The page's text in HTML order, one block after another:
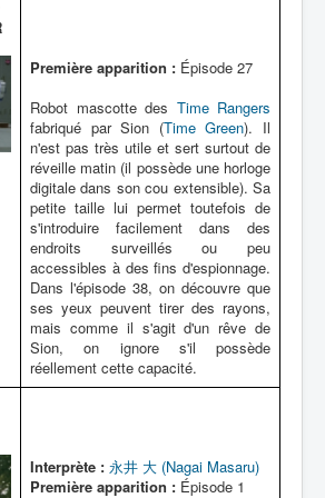
Première apparition : Épisode 27
Robot mascotte des Time Rangers
fabriqué par Sion (Time Green). Il
n'est pas très utile et sert surtout de
réveille matin (il possède une horloge
digitale dans son cou extensible). Sa
petite taille lui permet toutefois de
s'introduire facilement dans des
endroits surveillés ou peu
accessibles à des fins d'espionnage.
Dans l'épisode 38, on découvre que
ses yeux peuvent tirer des rayons,
mais comme il s'agit d'un rêve de
Sion, on ignore s'il possède
réellement cette capacité.
Interprète : 永井 大 (Nagai Masaru)
Première apparition : Épisode 1